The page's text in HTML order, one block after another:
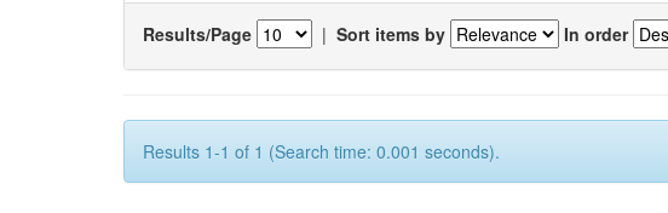
Results/Page | Sort items by In order
Results 1-1 of 1 (Search time: 0.001 seconds).